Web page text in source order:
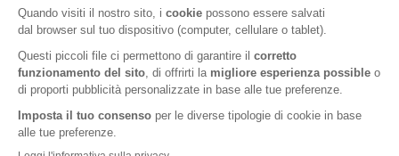
informativa privacy
, acconsento all'iscrizione alla newsletter
periodica di Nutrition et Santé